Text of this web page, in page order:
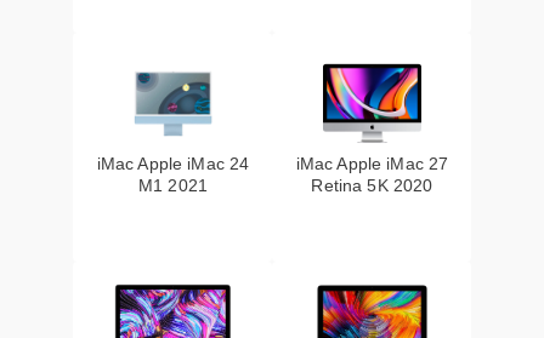
iMac Apple iMac 24
M1 2021
iMac Apple iMac 27
Retina 5K 2020